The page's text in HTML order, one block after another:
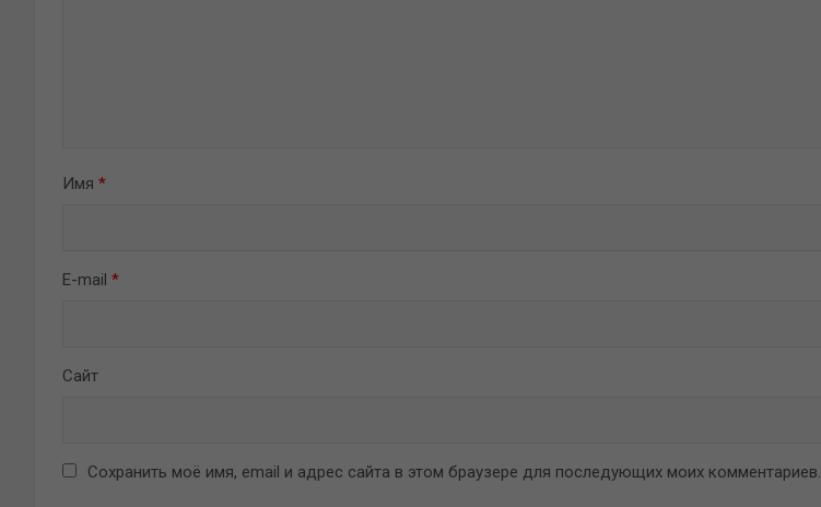
Имя *
E-mail *
Сайт
Сохранить моё имя, email и адрес сайта в этом браузере для последующих моих комментариев.